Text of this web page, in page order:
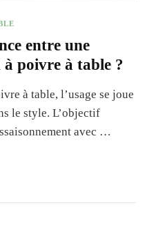
entre une
poivre à table ?
à table, l’usage se joue
le style. L’objectif
avec …